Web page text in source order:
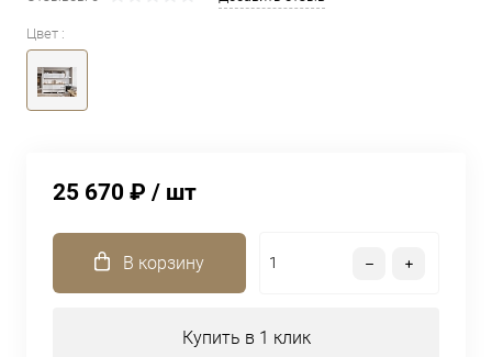
Цвет :
25 670 ₽ / шт
В корзину
Купить в 1 клик